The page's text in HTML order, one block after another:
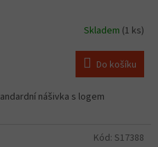
Skladem (1 ks)
Do košíku
nášivka s logem
Kód: S17388